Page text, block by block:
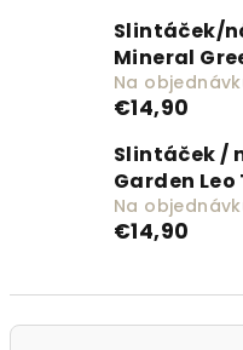
Slintáček/
Mineral
Na
€14,90
Slintáček /
Garden Leo
Na
€14,90